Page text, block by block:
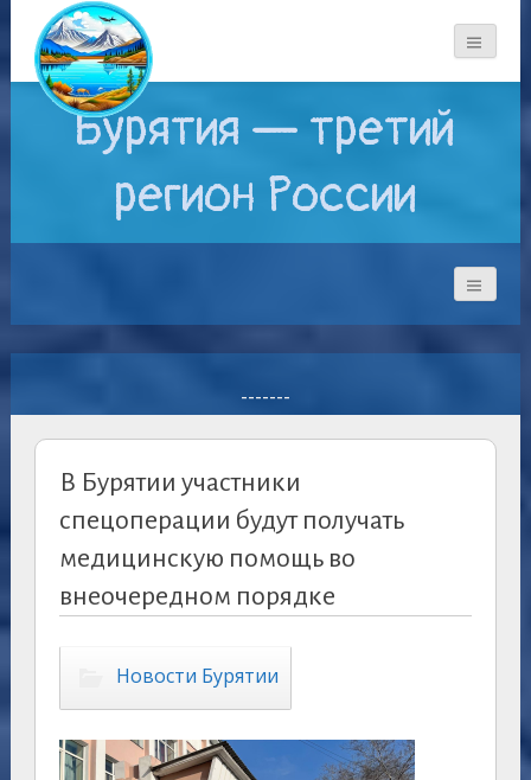
Бурятия — третий
регион России
-------
В Бурятии участники
спецоперации будут получать
медицинскую помощь во
внеочередном порядке
Новости Бурятии